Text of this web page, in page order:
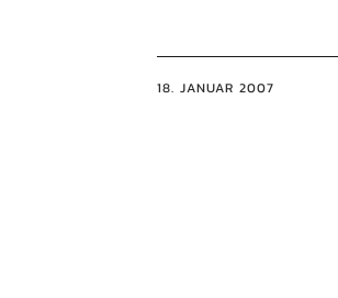
18. JANUAR 2007